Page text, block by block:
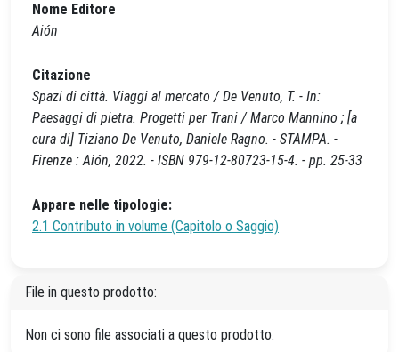
Nome Editore
Aión
Citazione
Spazi di città. Viaggi al mercato / De Venuto, T. - In:
Paesaggi di pietra. Progetti per Trani / Marco Mannino ; [a
cura di] Tiziano De Venuto, Daniele Ragno. - STAMPA. -
Firenze : Aión, 2022. - ISBN 979-12-80723-15-4. - pp. 25-33
Appare nelle tipologie:
2.1 Contributo in volume (Capitolo o Saggio)
File in questo prodotto:
Non ci sono file associati a questo prodotto.